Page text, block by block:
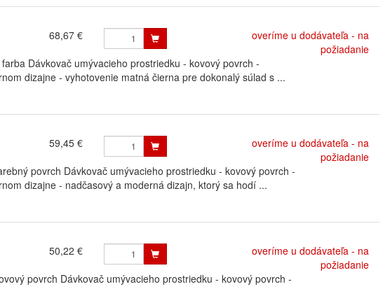
68,67 €
overíme u dodávateľa - na
požiadanie
Dávkovač umývacieho prostriedku - kovový povrch -
dizajne - vyhotovenie matná čierna pre dokonalý súlad s ...
59,45 €
overíme u dodávateľa - na
požiadanie
povrch Dávkovač umývacieho prostriedku - kovový povrch -
dizajne - nadčasový a moderná dizajn, ktorý sa hodí ...
50,22 €
overíme u dodávateľa - na
požiadanie
povrch Dávkovač umývacieho prostriedku - kovový povrch -